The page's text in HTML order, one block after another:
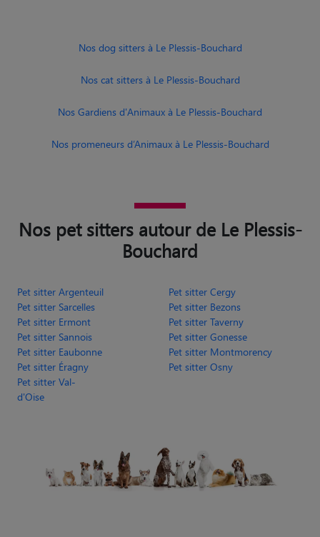
Nos dog sitters à Le Plessis-Bouchard
Nos cat sitters à Le Plessis-Bouchard
Nos Gardiens d'Animaux à Le Plessis-Bouchard
Nos promeneurs d’Animaux à Le Plessis-Bouchard
Nos pet sitters autour de Le Plessis-
Bouchard
Pet sitter Argenteuil
Pet sitter Cergy
Pet sitter Sarcelles
Pet sitter Bezons
Pet sitter Ermont
Pet sitter Taverny
Pet sitter Sannois
Pet sitter Gonesse
Pet sitter Eaubonne
Pet sitter Montmorency
Pet sitter Éragny
Pet sitter Osny
Pet sitter Val-
d'Oise